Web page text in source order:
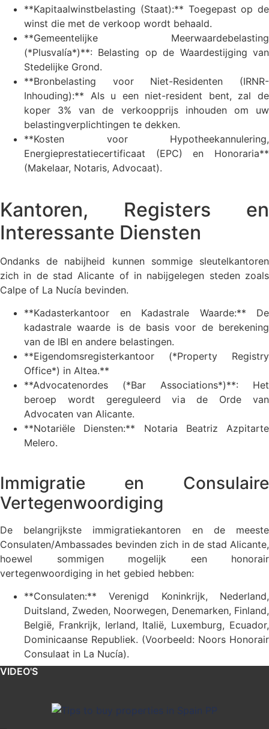
**Kapitaalwinstbelasting (Staat):** Toegepast op de
winst die met de verkoop wordt behaald.
**Gemeentelijke Meerwaardebelasting
(*Plusvalía*)**: Belasting op de Waardestijging van
Stedelijke Grond.
**Bronbelasting voor Niet-Residenten (IRNR-
Inhouding):** Als u een niet-resident bent, zal de
koper 3% van de verkoopprijs inhouden om uw
belastingverplichtingen te dekken.
**Kosten voor Hypotheekannulering,
Energieprestatiecertificaat (EPC) en Honoraria**
(Makelaar, Notaris, Advocaat).
Kantoren, Registers en
Interessante Diensten
Ondanks de nabijheid kunnen sommige sleutelkantoren
zich in de stad Alicante of in nabijgelegen steden zoals
Calpe of La Nucía bevinden.
**Kadasterkantoor en Kadastrale Waarde:** De
kadastrale waarde is de basis voor de berekening
van de IBI en andere belastingen.
**Eigendomsregisterkantoor (*Property Registry
Office*) in Altea.**
**Advocatenordes (*Bar Associations*)**: Het
beroep wordt gereguleerd via de Orde van
Advocaten van Alicante.
**Notariële Diensten:** Notaria Beatriz Azpitarte
Melero.
Immigratie en Consulaire
Vertegenwoordiging
De belangrijkste immigratiekantoren en de meeste
Consulaten/Ambassades bevinden zich in de stad Alicante,
hoewel sommigen mogelijk een honorair
vertegenwoordiging in het gebied hebben:
**Consulaten:** Verenigd Koninkrijk, Nederland,
Duitsland, Zweden, Noorwegen, Denemarken, Finland,
België, Frankrijk, Ierland, Italië, Luxemburg, Ecuador,
Dominicaanse Republiek. (Voorbeeld: Noors Honorair
Consulaat in La Nucía).
VIDEO'S